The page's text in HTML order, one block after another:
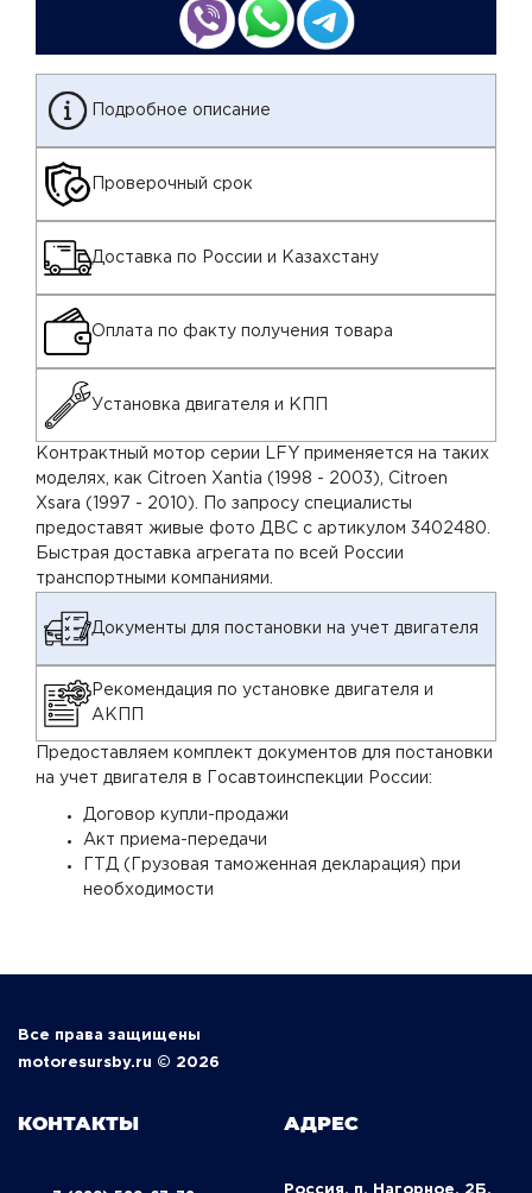
Подробное описание
Проверочный срок
Доставка по России и Казахстану
Оплата по факту получения товара
Установка двигателя и КПП
Контрактный мотор серии LFY применяется на таких
моделях, как Citroen Xantia (1998 - 2003), Citroen
Xsara (1997 - 2010). По запросу специалисты
предоставят живые фото ДВС с артикулом 3402480.
Быстрая доставка агрегата по всей России
транспортными компаниями.
Документы для постановки на учет двигателя
Рекомендация по установке двигателя и
АКПП
Предоставляем комплект документов для постановки
на учет двигателя в Госавтоинспекции России:
Договор купли-продажи
Акт приема-передачи
ГТД (Грузовая таможенная декларация) при
необходимости
Все права защищены
motoresursby.ru © 2026
КОНТАКТЫ АДРЕС